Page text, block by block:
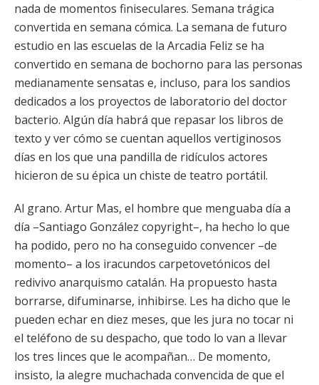
nada de momentos finiseculares. Semana trágica
convertida en semana cómica. La semana de futuro
estudio en las escuelas de la Arcadia Feliz se ha
convertido en semana de bochorno para las personas
medianamente sensatas e, incluso, para los sandios
dedicados a los proyectos de laboratorio del doctor
bacterio. Algún día habrá que repasar los libros de
texto y ver cómo se cuentan aquellos vertiginosos
días en los que una pandilla de ridículos actores
hicieron de su épica un chiste de teatro portátil.
Al grano. Artur Mas, el hombre que menguaba día a
día –Santiago González copyright–, ha hecho lo que
ha podido, pero no ha conseguido convencer –de
momento– a los iracundos carpetovetónicos del
redivivo anarquismo catalán. Ha propuesto hasta
borrarse, difuminarse, inhibirse. Les ha dicho que le
pueden echar en diez meses, que les jura no tocar ni
el teléfono de su despacho, que todo lo van a llevar
los tres linces que le acompañan… De momento,
insisto, la alegre muchachada convencida de que el